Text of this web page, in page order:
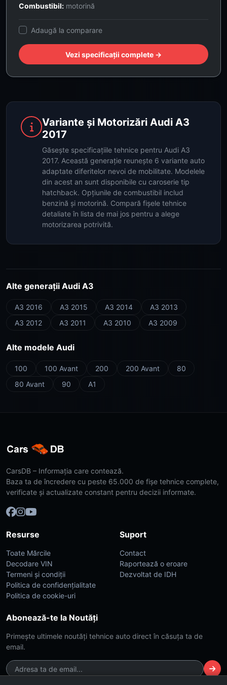
Combustibil: motorină
Adaugă la comparare
Vezi specificații complete →
Variante și Motorizări Audi A3
2017
Găsește specificațiile tehnice pentru Audi A3
2017. Această generație reunește 6 variante auto
adaptate diferitelor nevoi de mobilitate. Modelele
din acest an sunt disponibile cu caroserie tip
hatchback. Opțiunile de combustibil includ
benzină și motorină. Compară fișele tehnice
detaliate în lista de mai jos pentru a alege
motorizarea potrivită.
Alte generații Audi A3
A3 2016 A3 2015 A3 2014
A3 2013
A3 2012
A3 2011 A3 2010 A3 2009
Alte modele Audi
100 100 Avant 200 200 Avant
80
80 Avant
90 A1
CarsDB – Informația care contează.
Baza ta de încredere cu peste 65.000 de fișe tehnice complete,
verificate și actualizate constant pentru decizii informate.
Resurse
Toate Mărcile
Decodare VIN
Termeni și condiții
Politica de confidențialitate
Politica de cookie-uri
Suport
Contact
Raportează o eroare
Dezvoltat de IDH
Abonează-te la Noutăți
Primește ultimele noutăți tehnice auto direct în căsuța ta de
email.